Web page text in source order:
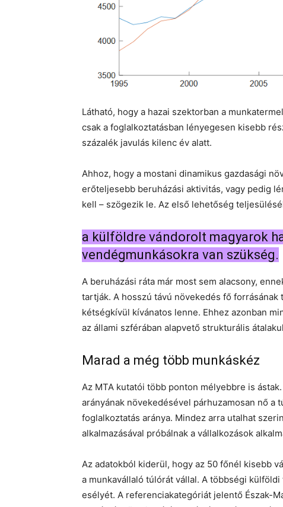
Látható, hogy a hazai szektorban a
csak a foglalkoztatásban lényegesen kisebb
százalék javulás kilenc év alatt.
Ahhoz, hogy a mostani dinamikus gazdasági
erőteljesebb beruházási aktivitás, vagy pedig
kell – szögezik le. Az első lehetőség
a külföldre vándorolt magyarok
vendégmunkásokra van szükség.
A beruházási ráta már most sem alacsony,
tartják. A hosszú távú növekedés fő
kétségkívül kívánatos lenne. Ehhez azonban
az állami szférában alapvető strukturális
Marad a még több munkáskéz
Az MTA kutatói több ponton mélyebbre is
arányának növekedésével párhuzamosan nő a
foglalkoztatás aránya. Mindez arra utalhat
alkalmazásával próbálnak a vállalkozások
Az adatokból kiderül, hogy az 50 főnél kisebb
a munkavállaló túlórát vállal. A többségi
esélyét. A referenciakategóriát jelentő Észak-